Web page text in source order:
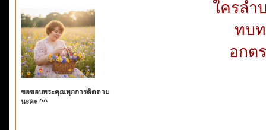
ขอขอบพระคุณทุกการติดตาม
นะคะ ^^
ใครลำ
ทบ
อกต